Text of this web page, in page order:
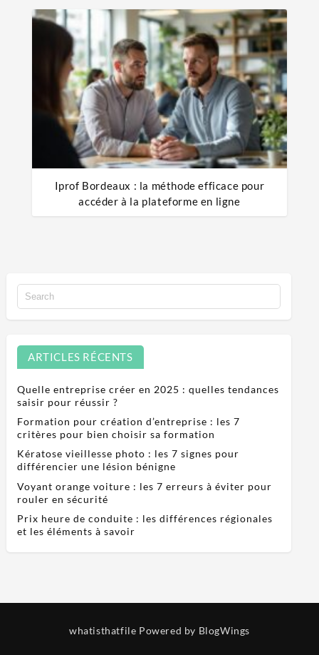
Iprof Bordeaux : la méthode efficace pour
accéder à la plateforme en ligne
ARTICLES RÉCENTS
Quelle entreprise créer en 2025 : quelles tendances
saisir pour réussir ?
Formation pour création d’entreprise : les 7
critères pour bien choisir sa formation
Kératose vieillesse photo : les 7 signes pour
différencier une lésion bénigne
Voyant orange voiture : les 7 erreurs à éviter pour
rouler en sécurité
Prix heure de conduite : les différences régionales
et les éléments à savoir
whatisthatfile Powered by BlogWings